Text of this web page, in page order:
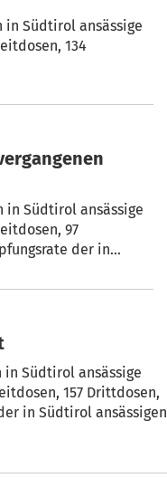
in Südtirol ansässige
134
in Südtirol ansässige
97
der in
in Südtirol ansässige
157 Drittdosen,
in Südtirol ansässigen